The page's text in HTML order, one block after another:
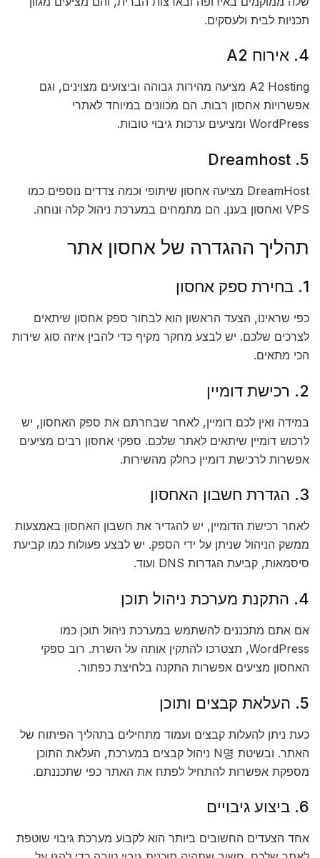
תכניות לבית ולעסקים.
4. אירוח A2
A2 Hosting מציעה מהירות גבוהה וביצועים מצוינים, וגם
אפשרויות אחסון רבות. הם מכוונים במיוחד לאתרי
WordPress ומציעים ערכות גיבוי טובות.
5. Dreamhost
DreamHost מציעה אחסון שיתופי וכמה צדדים נוספים כמו
VPS ואחסון בענן. הם מתמחים במערכת ניהול קלה ונוחה.
תהליך ההגדרה של אחסון אתר
1. בחירת ספק אחסון
כפי שראינו, הצעד הראשון הוא לבחור ספק אחסון שיתאים
לצרכים שלכם. יש לבצע מחקר מקיף כדי להבין איזה סוג שירות
הכי מתאים.
2. רכישת דומיין
במידה ואין לכם דומיין, לאחר שבחרתם את ספק האחסון, יש
לרכוש דומיין שיתאים לאתר שלכם. ספקי אחסון רבים מציעים
אפשרות לרכישת דומיין כחלק מהשירות.
3. הגדרת חשבון האחסון
לאחר רכישת הדומיין, יש להגדיר את חשבון האחסון באמצעות
ממשק הניהול שניתן על ידי הספק. יש לבצע פעולות כמו קביעת
סיסמאות, קביעת הגדרות DNS ועוד.
4. התקנת מערכת ניהול תוכן
אם אתם מתכננים להשתמש במערכת ניהול תוכן כמו
WordPress, תצטרכו להתקין אותה על השרת. רוב ספקי
האחסון מציעים אפשרות התקנה בלחיצת כפתור.
5. העלאת קבצים ותוכן
כעת ניתן להעלות קבצים ועמוד מתחילים בתהליך הפיתוח של
האתר. ובשיטת N명 ניהול קבצים במערכת, העלאת התוכן
מספקת אפשרות להתחיל לפתח את האתר כפי שתכננתם.
6. ביצוע גיבויים
אחד הצעדים החשובים ביותר הוא לקבוע מערכת גיבוי שוטפת